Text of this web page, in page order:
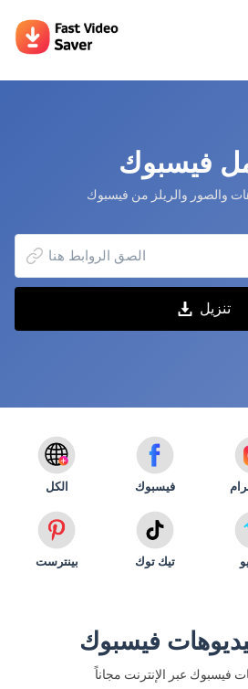
فيسبوك
والصور والريلز من فيسبوك
تنزيل
الكل فيسبوك
بينترست تيك توك
فيسبوك
فيسبوك عبر الإنترنت مجاناً